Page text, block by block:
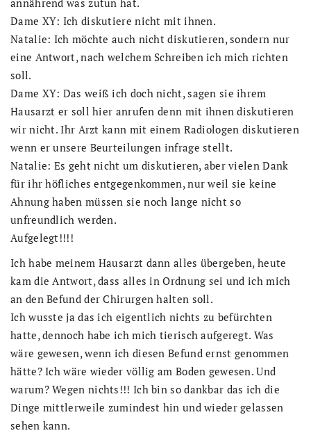
annährend was zutun hat.
Dame XY: Ich diskutiere nicht mit ihnen.
Natalie: Ich möchte auch nicht diskutieren, sondern nur
eine Antwort, nach welchem Schreiben ich mich richten
soll.
Dame XY: Das weiß ich doch nicht, sagen sie ihrem
Hausarzt er soll hier anrufen denn mit ihnen diskutieren
wir nicht. Ihr Arzt kann mit einem Radiologen diskutieren
wenn er unsere Beurteilungen infrage stellt.
Natalie: Es geht nicht um diskutieren, aber vielen Dank
für ihr höfliches entgegenkommen, nur weil sie keine
Ahnung haben müssen sie noch lange nicht so
unfreundlich werden.
Aufgelegt!!!!
Ich habe meinem Hausarzt dann alles übergeben, heute
kam die Antwort, dass alles in Ordnung sei und ich mich
an den Befund der Chirurgen halten soll.
Ich wusste ja das ich eigentlich nichts zu befürchten
hatte, dennoch habe ich mich tierisch aufgeregt. Was
wäre gewesen, wenn ich diesen Befund ernst genommen
hätte? Ich wäre wieder völlig am Boden gewesen. Und
warum? Wegen nichts!!! Ich bin so dankbar das ich die
Dinge mittlerweile zumindest hin und wieder gelassen
sehen kann.